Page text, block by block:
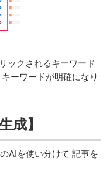
ックされるキーワード
ーワードが明確になり
成】
AIを使い分けて 記事を